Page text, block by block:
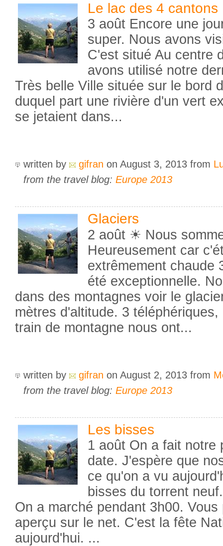
Le lac des 4 cantons
3 août Encore une
super. Nous avons
C'est situé Au centre
avons utilisé notre
Très belle Ville située sur le bord
duquel part une rivière d'un vert
se jetaient dans...
written by gifran on August 3, 2013 from
from the travel blog: Europe 2013
Glaciers
2 août ☀ Nous
Heureusement car
extrêmement chaude
été exceptionnelle.
dans des montagnes voir le
mètres d'altitude. 3
train de montagne nous ont...
written by gifran on August 2, 2013 from
from the travel blog: Europe 2013
Les bisses
1 août On a fait notre
date. J'espère que
ce qu'on a vu
bisses du torrent
On a marché pendant 3h00.
aperçu sur le net. C'est la fête
aujourd'hui. ...